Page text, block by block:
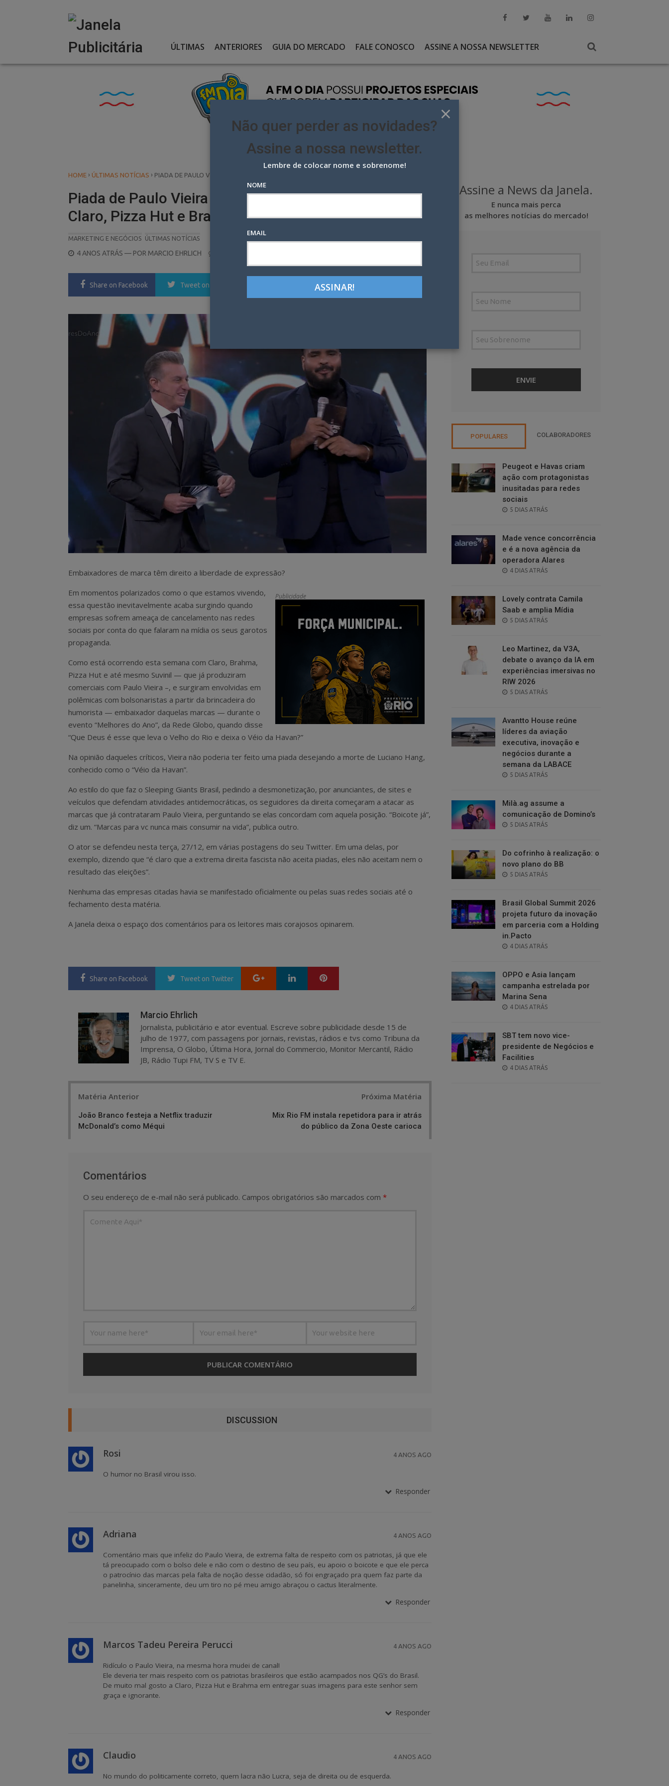
ÚLTIMAS ANTERIORES GUIA DO MERCADO FALE CONOSCO ASSINE A NOSSA NEWSLETTER
HOME › ÚLTIMAS NOTÍCIAS › PIADA DE PAULO VIEIRA SOBRE LUCIANO HANG SOBRA PARA CLARO, PIZZA HUT E BRAHMA
Piada de Paulo Vieira sobre Luciano Hang sobra para
Claro, Pizza Hut e Brahma
MARKETING E NEGÓCIOS ÚLTIMAS NOTÍCIAS
POSTED
4 ANOS ATRÁS — POR MARCIO EHRLICH
Share on Facebook Tweet on Twitter LinkedIn Pinterest
Embaixadores de marca têm direito a liberdade de expressão?
Publicidade
Em momentos polarizados como o que estamos vivendo,
essa questão inevitavelmente acaba surgindo quando
empresas sofrem ameaça de cancelamento nas redes
sociais por conta do que falaram na mídia os seus garotos
propaganda.
Como está ocorrendo esta semana com Claro, Brahma,
Pizza Hut e até mesmo Suvinil — que já produziram
comerciais com Paulo Vieira –, e surgiram envolvidas em
polêmicas com bolsonaristas a partir da brincadeira do
humorista — embaixador daquelas marcas — durante o
evento “Melhores do Ano”, da Rede Globo, quando disse
“Que Deus é esse que leva o Velho do Rio e deixa o Véio da Havan?”
Na opinião daqueles críticos, Vieira não poderia ter feito uma piada desejando a morte de Luciano Hang,
conhecido como o “Véio da Havan”.
Ao estilo do que faz o Sleeping Giants Brasil, pedindo a desmonetização, por anunciantes, de sites e
veículos que defendam atividades antidemocráticas, os seguidores da direita começaram a atacar as
marcas que já contrataram Paulo Vieira, perguntando se elas concordam com aquela posição. “Boicote já”,
diz um. “Marcas para vc nunca mais consumir na vida”, publica outro.
O ator se defendeu nesta terça, 27/12, em várias postagens do seu Twitter. Em uma delas, por
exemplo, dizendo que “é claro que a extrema direita fascista não aceita piadas, eles não aceitam nem o
resultado das eleições”.
Nenhuma das empresas citadas havia se manifestado oficialmente ou pelas suas redes sociais até o
fechamento desta matéria.
A Janela deixa o espaço dos comentários para os leitores mais corajosos opinarem.
Share on Facebook Tweet on Twitter Google+ LinkedIn
Marcio Ehrlich
Jornalista, publicitário e ator eventual. Escreve sobre publicidade desde 15 de
julho de 1977, com passagens por jornais, revistas, rádios e tvs como Tribuna da
Imprensa, O Globo, Última Hora, Jornal do Commercio, Monitor Mercantil, Rádio
JB, Rádio Tupi FM, TV S e TV E.
Matéria Anterior
João Branco festeja a Netflix traduzir
McDonald’s como Méqui
Próxima Matéria
Mix Rio FM instala repetidora para ir atrás
do público da Zona Oeste carioca
Comentários
O seu endereço de e-mail não será publicado. Campos obrigatórios são marcados com *
DISCUSSION
Rosi 4 ANOS AGO
O humor no Brasil virou isso.
Responder
Adriana 4 ANOS AGO
Comentário mais que infeliz do Paulo Vieira, de extrema falta de respeito com os patriotas, já que ele
tá preocupado com o bolso dele e não com o destino de seu país, eu apoio o boicote e que ele perca
o patrocínio das marcas pela falta de noção desse cidadão, só foi engraçado pra quem faz parte da
panelinha, sinceramente, deu um tiro no pé meu amigo abraçou o cactus literalmente.
Responder
Marcos Tadeu Pereira Perucci 4 ANOS AGO
Ridículo o Paulo Vieira, na mesma hora mudei de canal!
Ele deveria ter mais respeito com os patriotas brasileiros que estão acampados nos QG’s do Brasil.
De muito mal gosto a Claro, Pizza Hut e Brahma em entregar suas imagens para este senhor sem
graça e ignorante.
Responder
Claudio 4 ANOS AGO
No mundo do politicamente correto, quem lacra não Lucra, seja de direita ou de esquerda.
Assine a News da Janela.
E nunca mais perca
as melhores notícias do mercado!
POPULARES COLABORADORES
Peugeot e Havas criam
ação com protagonistas
inusitadas para redes
sociais
POSTED
5 DIAS ATRÁS
Made vence concorrência
e é a nova agência da
operadora Alares
POSTED
4 DIAS ATRÁS
Lovely contrata Camila
Saab e amplia Mídia
POSTED
5 DIAS ATRÁS
Leo Martinez, da V3A,
debate o avanço da IA em
experiências imersivas no
RIW 2026
POSTED
5 DIAS ATRÁS
Avantto House reúne
líderes da aviação
executiva, inovação e
negócios durante a
semana da LABACE
POSTED
5 DIAS ATRÁS
Milà.ag assume a
comunicação de Domino’s
POSTED
5 DIAS ATRÁS
Do cofrinho à realização: o
novo plano do BB
POSTED
5 DIAS ATRÁS
Brasil Global Summit 2026
projeta futuro da inovação
em parceria com a Holding
in.Pacto
POSTED
4 DIAS ATRÁS
OPPO e Asia lançam
campanha estrelada por
Marina Sena
POSTED
4 DIAS ATRÁS
SBT tem novo vice-
presidente de Negócios e
Facilities
POSTED
4 DIAS ATRÁS
×
Não quer perder as novidades?
Assine a nossa newsletter.
Lembre de colocar nome e sobrenome!
NOME
EMAIL